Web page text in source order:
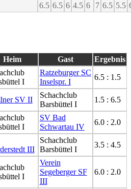
6.5 6.5 6 4.5 6 7 6.5 5.5
Heim Gast Ergebnis
I
Ratzeburger SC
Inselspr. I
6.5 : 1.5
SV II
Schachclub
Barsbüttel I
1.5 : 6.5
I
SV Bad
Schwartau IV
6.0 : 2.0
III
Schachclub
Barsbüttel I
3.5 : 4.5
I
Verein
Segeberger SF
III
6.0 : 2.0